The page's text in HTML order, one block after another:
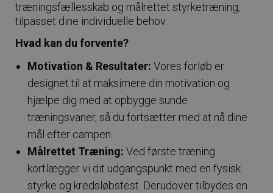
træningsfællesskab og målrettet styrketræning,
tilpasset dine individuelle behov.
Hvad kan du forvente?
Motivation & Resultater: Vores forløb er
designet til at maksimere din motivation og
hjælpe dig med at opbygge sunde
træningsvaner, så du fortsætter med at nå dine
mål efter campen.
Målrettet Træning: Ved første træning
kortlægger vi dit udgangspunkt med en fysisk
styrke og kredsløbstest. Derudover tilbydes en